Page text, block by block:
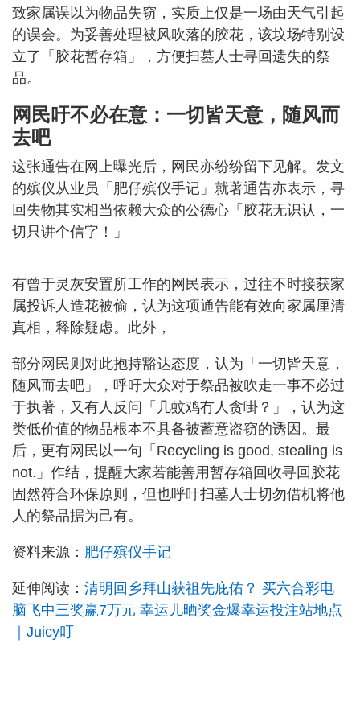
致家属误以为物品失窃，实质上仅是一场由天气引起
的误会。为妥善处理被风吹落的胶花，该坟场特别设
立了「胶花暂存箱」，方便扫墓人士寻回遗失的祭
品。
网民吁不必在意：一切皆天意，随风而
去吧
这张通告在网上曝光后，网民亦纷纷留下见解。发文
的殡仪从业员「肥仔殡仪手记」就著通告亦表示，寻
回失物其实相当依赖大众的公德心「胶花无识认，一
切只讲个信字！」
有曾于灵灰安置所工作的网民表示，过往不时接获家
属投诉人造花被偷，认为这项通告能有效向家属厘清
真相，释除疑虑。此外，
部分网民则对此抱持豁达态度，认为「一切皆天意，
随风而去吧」，呼吁大众对于祭品被吹走一事不必过
于执著，又有人反问「几蚊鸡冇人贪啩？」，认为这
类低价值的物品根本不具备被蓄意盗窃的诱因。最
后，更有网民以一句「Recycling is good, stealing is
not.」作结，提醒大家若能善用暂存箱回收寻回胶花
固然符合环保原则，但也呼吁扫墓人士切勿借机将他
人的祭品据为己有。
资料来源： 肥仔殡仪手记
延伸阅读： 清明回乡拜山获祖先庇佑？ 买六合彩电
脑飞中三奖赢7万元 幸运儿晒奖金爆幸运投注站地点
｜Juicy叮